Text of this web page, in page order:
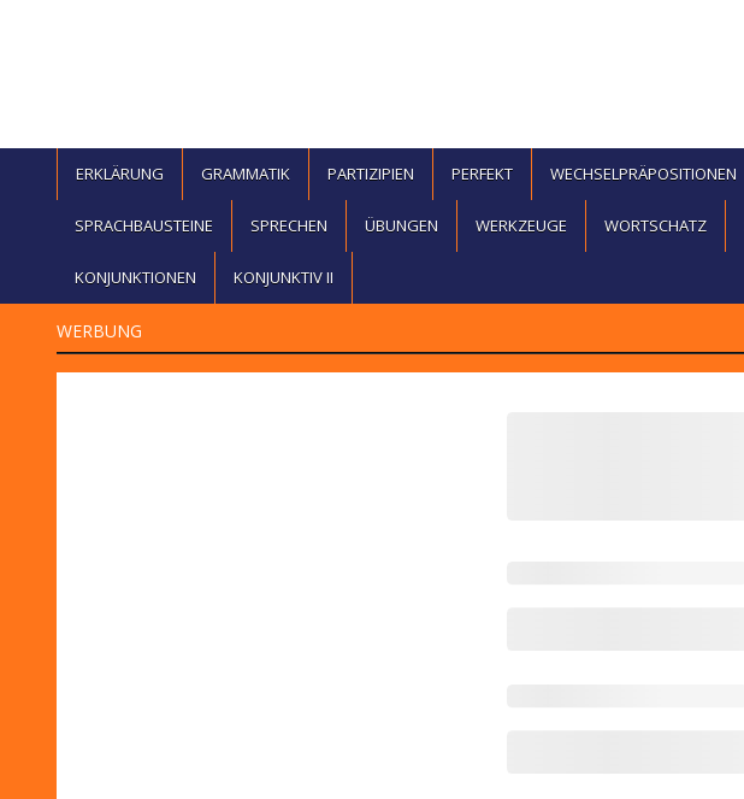
ERKLÄRUNG GRAMMATIK PARTIZIPIEN PERFEKT WECHSELPRÄPOSITIONEN
SPRACHBAUSTEINE SPRECHEN ÜBUNGEN WERKZEUGE WORTSCHATZ
KONJUNKTIONEN KONJUNKTIV II
WERBUNG